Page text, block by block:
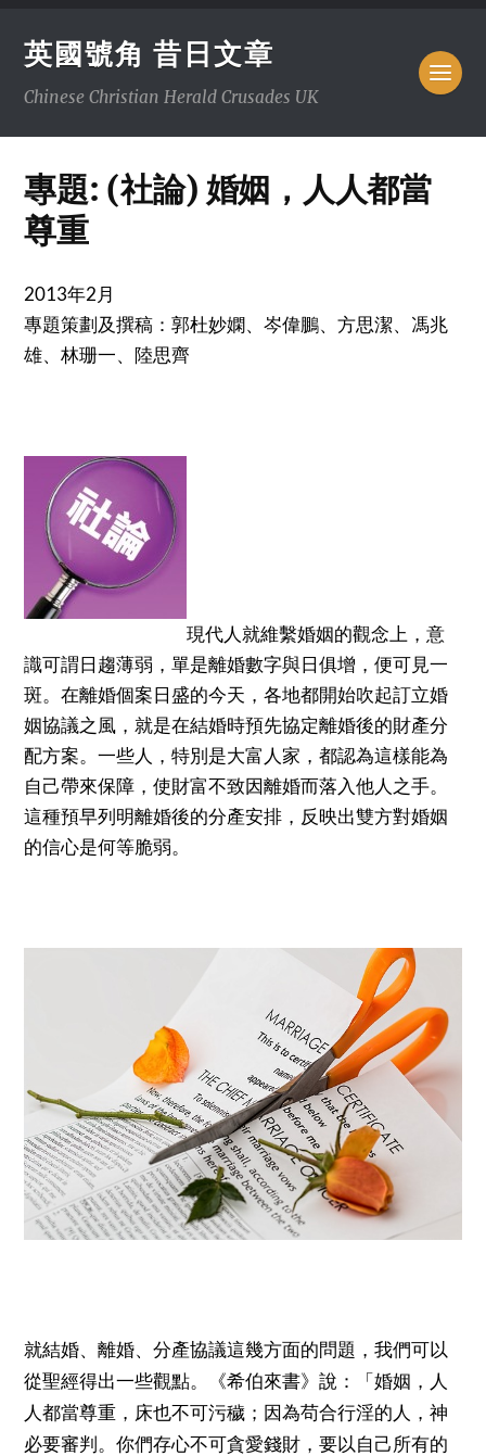
英國號角 昔日文章
Chinese Christian Herald Crusades UK
專題: (社論) 婚姻，人人都當
尊重
2013年2月
專題策劃及撰稿：郭杜妙嫻、岑偉鵬、方思潔、馮兆
雄、林珊一、陸思齊
現代人就維繫婚姻的觀念上，意
識可謂日趨薄弱，單是離婚數字與日俱增，便可見一
斑。在離婚個案日盛的今天，各地都開始吹起訂立婚
姻協議之風，就是在結婚時預先協定離婚後的財產分
配方案。一些人，特別是大富人家，都認為這樣能為
自己帶來保障，使財富不致因離婚而落入他人之手。
這種預早列明離婚後的分產安排，反映出雙方對婚姻
的信心是何等脆弱。
就結婚、離婚、分產協議這幾方面的問題，我們可以
從聖經得出一些觀點。《希伯來書》說：「婚姻，人
人都當尊重，床也不可污穢；因為苟合行淫的人，神
必要審判。你們存心不可貪愛錢財，要以自己所有的